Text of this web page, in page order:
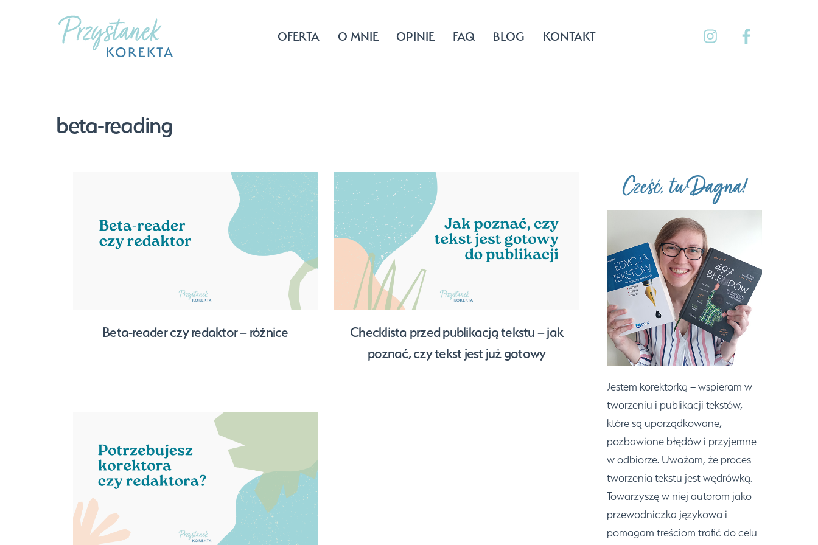
OFERTA O MNIE OPINIE FAQ BLOG KONTAKT
beta-reading
Beta-reader czy redaktor – różnice
Checklista przed publikacją tekstu – jak
poznać, czy tekst jest już gotowy
Cześć, tu Dagna!
Jestem korektorką – wspieram w
tworzeniu i publikacji tekstów,
które są uporządkowane,
pozbawione błędów i przyjemne
w odbiorze. Uważam, że proces
tworzenia tekstu jest wędrówką.
Towarzyszę w niej autorom jako
przewodniczka językowa i
pomagam treściom trafić do celu